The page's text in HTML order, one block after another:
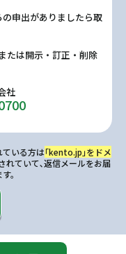
申出がありましたら取
たは開示・訂正・削除
社
いる方は｢kento.jp｣をドメ
れていて､返信メールをお届
。